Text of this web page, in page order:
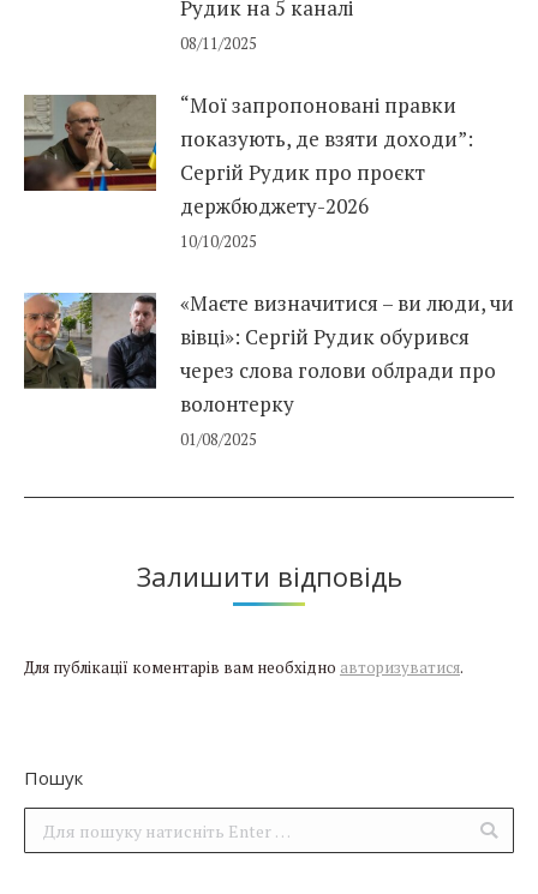
Рудик на 5 каналі
08/11/2025
“Мої запропоновані правки
показують, де взяти доходи”:
Сергій Рудик про проєкт
держбюджету-2026
10/10/2025
«Маєте визначитися – ви люди, чи
вівці»: Сергій Рудик обурився
через слова голови облради про
волонтерку
01/08/2025
Залишити відповідь
Для публікації коментарів вам необхідно авторизуватися.
Пошук
Поиск: